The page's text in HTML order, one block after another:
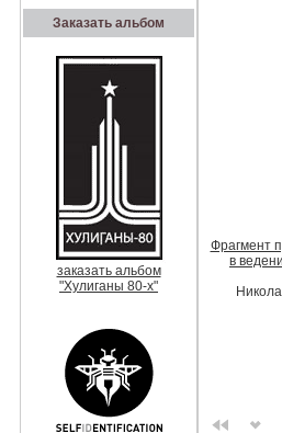
Заказать альбом
заказать альбом
"Хулиганы 80-х"
Фрагмент
в